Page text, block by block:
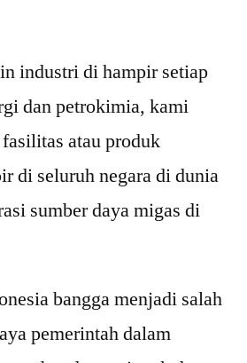
industri di hampir setiap
dan petrokimia, kami
atau produk
di seluruh negara di dunia
sumber daya migas di
bangga menjadi salah
pemerintah dalam